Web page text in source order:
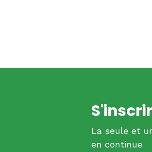
La seule et
en continue